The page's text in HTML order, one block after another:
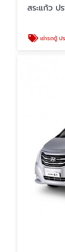
สระแก้ว ป
เช่ารถตู้ ป